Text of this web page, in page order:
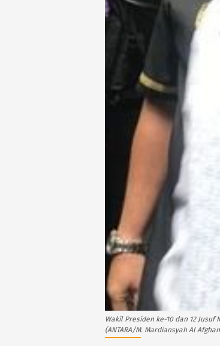
Wakil Presiden ke-10 dan 12
(ANTARA/M. Mardiansyah Al